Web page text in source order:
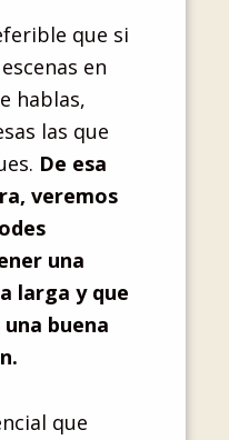
que si
en
hablas,
las que
De esa
veremos
una
larga y que
buena
que